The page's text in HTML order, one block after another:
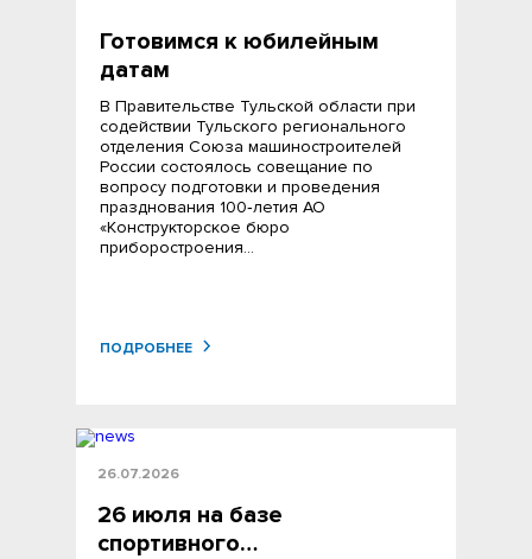
Готовимся к юбилейным
датам
В Правительстве Тульской области при
содействии Тульского регионального
отделения Союза машиностроителей
России состоялось совещание по
вопросу подготовки и проведения
празднования 100‑летия АО
«Конструкторское бюро
приборостроения…
ПОДРОБНЕЕ
26.07.2026
26 июля на базе
спортивного…